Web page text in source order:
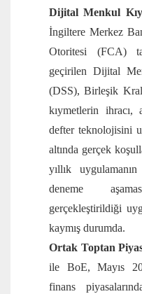
Dijital Menkul
İngiltere Merkez
Otoritesi (FCA)
geçirilen Dijital
(DSS), Birleşik
kıymetlerin ihracı,
defter teknolojisini
altında gerçek
yıllık
deneme
gerçekleştirildiği
kaymış durumda.
Ortak Toptan
ile BoE, Mayıs
finans